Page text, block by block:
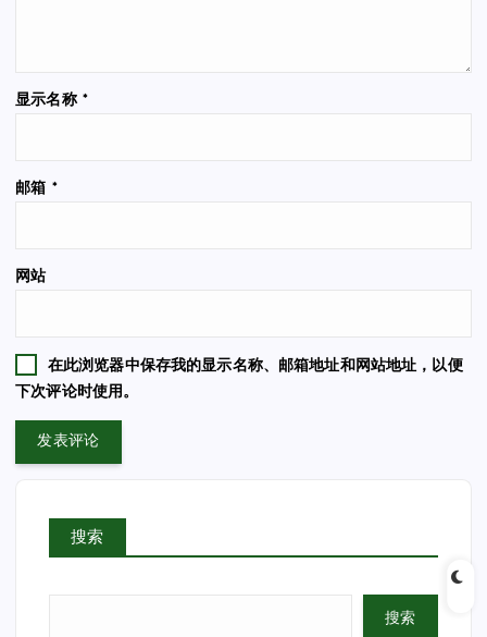
显示名称 *
邮箱 *
网站
在此浏览器中保存我的显示名称、邮箱地址和网站地址，以便
下次评论时使用。
搜索
搜索